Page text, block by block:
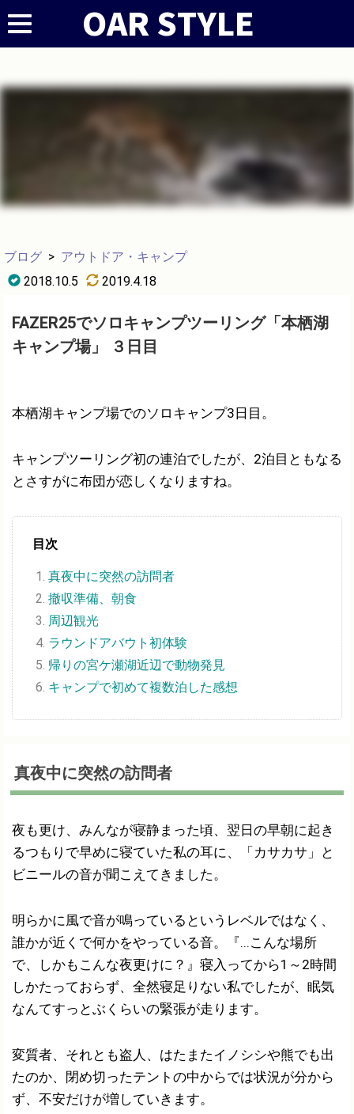
ブログ > アウトドア・キャンプ
2018.10.5
2019.4.18
FAZER25でソロキャンプツーリング「本栖湖
キャンプ場」 ３日目
本栖湖キャンプ場でのソロキャンプ3日目。
キャンプツーリング初の連泊でしたが、2泊目ともなる
とさすがに布団が恋しくなりますね。
目次
真夜中に突然の訪問者
撤収準備、朝食
周辺観光
ラウンドアバウト初体験
帰りの宮ケ瀬湖近辺で動物発見
キャンプで初めて複数泊した感想
真夜中に突然の訪問者
夜も更け、みんなが寝静まった頃、翌日の早朝に起き
るつもりで早めに寝ていた私の耳に、「カサカサ」と
ビニールの音が聞こえてきました。
明らかに風で音が鳴っているというレベルではなく、
誰かが近くで何かをやっている音。『...こんな場所
で、しかもこんな夜更けに？』寝入ってから1～2時間
しかたっておらず、全然寝足りない私でしたが、眠気
なんてすっとぶくらいの緊張が走ります。
変質者、それとも盗人、はたまたイノシシや熊でも出
たのか、閉め切ったテントの中からでは状況が分から
ず、不安だけが増していきます。